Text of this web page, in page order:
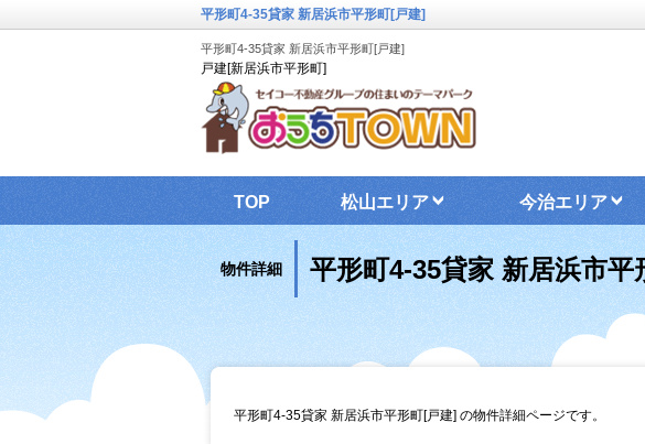
平形町4-35貸家 新居浜市平形町[戸建]
平形町4-35貸家 新居浜市平形町[戸建]
戸建[新居浜市平形町]
TOP 松山エリア 今治エリア
物件詳細 平形町4-35貸家 新居浜市平
平形町4-35貸家 新居浜市平形町[戸建] の物件詳細ページです。